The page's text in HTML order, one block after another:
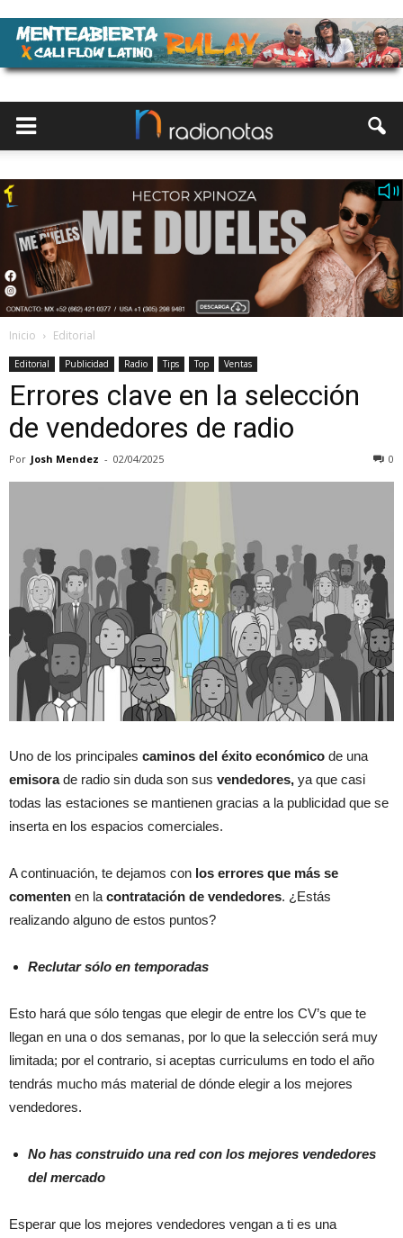
Inicio Editorial
Editorial Publicidad Radio Tips Top Ventas
Errores clave en la selección
de vendedores de radio
Por Josh Mendez - 02/04/2025 0
Uno de los principales caminos del éxito económico de una
emisorade radio sin duda son sus vendedores, ya que casi
todas las estaciones se mantienen gracias a la publicidad que se
inserta en los espacios comerciales.
A continuación, te dejamos con los errores que más se
comenten en la contratación de vendedores. ¿Estás
realizando alguno de estos puntos?
Reclutar sólo en temporadas
Esto hará que sólo tengas que elegir de entre los CV’s que te
llegan en una o dos semanas, por lo que la selección será muy
limitada; por el contrario, si aceptas curriculums en todo el año
tendrás mucho más material de dónde elegir a los mejores
vendedores.
No has construido una red con los mejores vendedores
del mercado
Esperar que los mejores vendedores vengan a ti es una